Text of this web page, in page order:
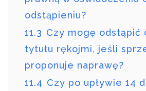
odstąpieniu?
11.3 Czy mogę odstąpić
tytułu rękojmi, jeśli
proponuje naprawę?
11.4 Czy po upływie 14